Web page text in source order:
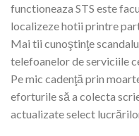
functioneaza STS este
localizeze hotii printre
Mai tii cunoştinţe
telefoanelor de serviciile
Pe mic cadenţă prin
eforturile să a colecta
actualizate select